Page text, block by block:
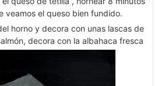
veamos el queso bien fundido.
horno y decora con unas lascas de
decora con la albahaca fresca